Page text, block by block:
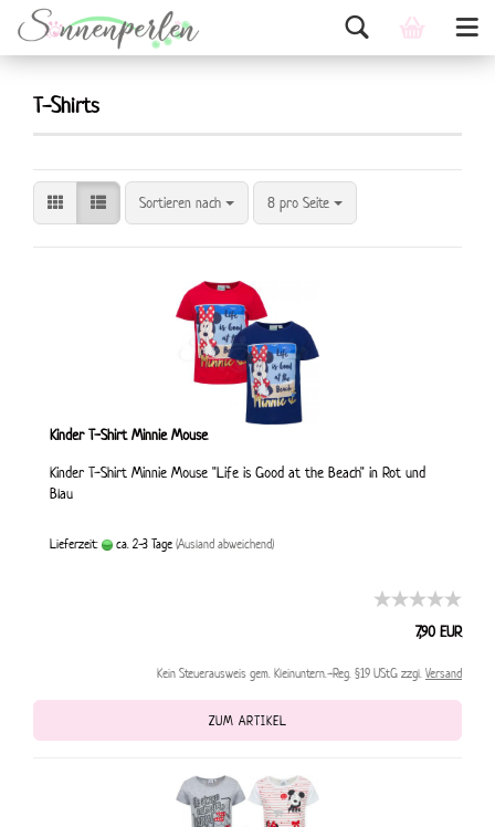
T-Shirts
Sortieren nach 8 pro Seite
Kinder T-Shirt Minnie Mouse
Kinder T-Shirt Minnie Mouse "Life is Good at the Beach" in Rot und
Blau
Lieferzeit: ca. 2-3 Tage (Ausland abweichend)
7,90 EUR
Kein Steuerausweis gem. Kleinuntern.-Reg. §19 UStG zzgl. Versand
ZUM ARTIKEL